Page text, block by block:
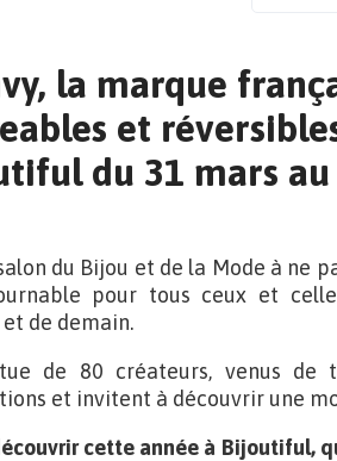
la marque
et
du 31 mars
du Bijou et de la Mode à ne
pour tous ceux et
et de demain.
de 80 créateurs, venus de
et invitent à découvrir une
cette année à Bijoutiful,